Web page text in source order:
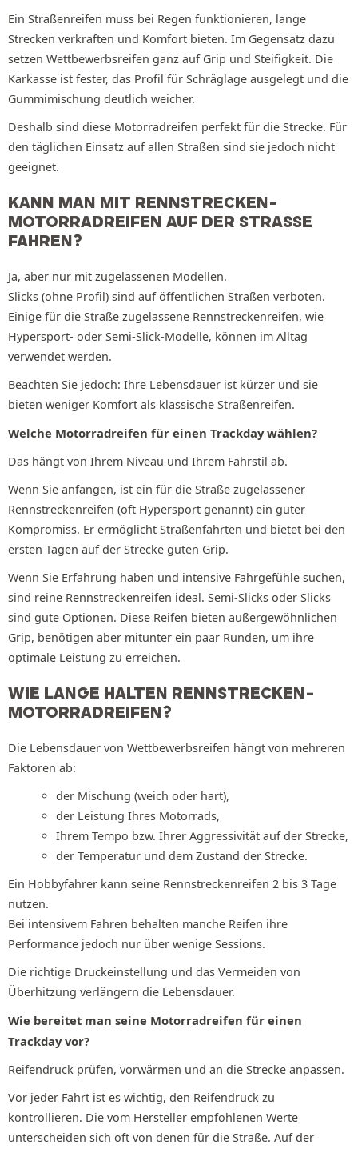
Ein Straßenreifen muss bei Regen funktionieren, lange
Strecken verkraften und Komfort bieten. Im Gegensatz dazu
setzen Wettbewerbsreifen ganz auf Grip und Steifigkeit. Die
Karkasse ist fester, das Profil für Schräglage ausgelegt und die
Gummimischung deutlich weicher.
Deshalb sind diese Motorradreifen perfekt für die Strecke. Für
den täglichen Einsatz auf allen Straßen sind sie jedoch nicht
geeignet.
KANN MAN MIT RENNSTRECKEN-
MOTORRADREIFEN AUF DER STRASSE F
AHREN?
Ja, aber nur mit zugelassenen Modellen.
Slicks (ohne Profil) sind auf öffentlichen Straßen verboten.
Einige für die Straße zugelassene Rennstreckenreifen, wie
Hypersport- oder Semi-Slick-Modelle, können im Alltag
verwendet werden.
Beachten Sie jedoch: Ihre Lebensdauer ist kürzer und sie
bieten weniger Komfort als klassische Straßenreifen.
Welche Motorradreifen für einen Trackday wählen?
Das hängt von Ihrem Niveau und Ihrem Fahrstil ab.
Wenn Sie anfangen, ist ein für die Straße zugelassener
Rennstreckenreifen (oft Hypersport genannt) ein guter
Kompromiss. Er ermöglicht Straßenfahrten und bietet bei den
ersten Tagen auf der Strecke guten Grip.
Wenn Sie Erfahrung haben und intensive Fahrgefühle suchen,
sind reine Rennstreckenreifen ideal. Semi-Slicks oder Slicks
sind gute Optionen. Diese Reifen bieten außergewöhnlichen
Grip, benötigen aber mitunter ein paar Runden, um ihre
optimale Leistung zu erreichen.
WIE LANGE HALTEN RENNSTRECKEN-
MOTORRADREIFEN?
Die Lebensdauer von Wettbewerbsreifen hängt von mehreren
Faktoren ab:
der Mischung (weich oder hart),
der Leistung Ihres Motorrads,
Ihrem Tempo bzw. Ihrer Aggressivität auf der Strecke,
der Temperatur und dem Zustand der Strecke.
Ein Hobbyfahrer kann seine Rennstreckenreifen 2 bis 3 Tage
nutzen.
Bei intensivem Fahren behalten manche Reifen ihre
Performance jedoch nur über wenige Sessions.
Die richtige Druckeinstellung und das Vermeiden von
Überhitzung verlängern die Lebensdauer.
Wie bereitet man seine Motorradreifen für einen
Trackday vor?
Reifendruck prüfen, vorwärmen und an die Strecke anpassen.
Vor jeder Fahrt ist es wichtig, den Reifendruck zu
kontrollieren. Die vom Hersteller empfohlenen Werte
unterscheiden sich oft von denen für die Straße. Auf der